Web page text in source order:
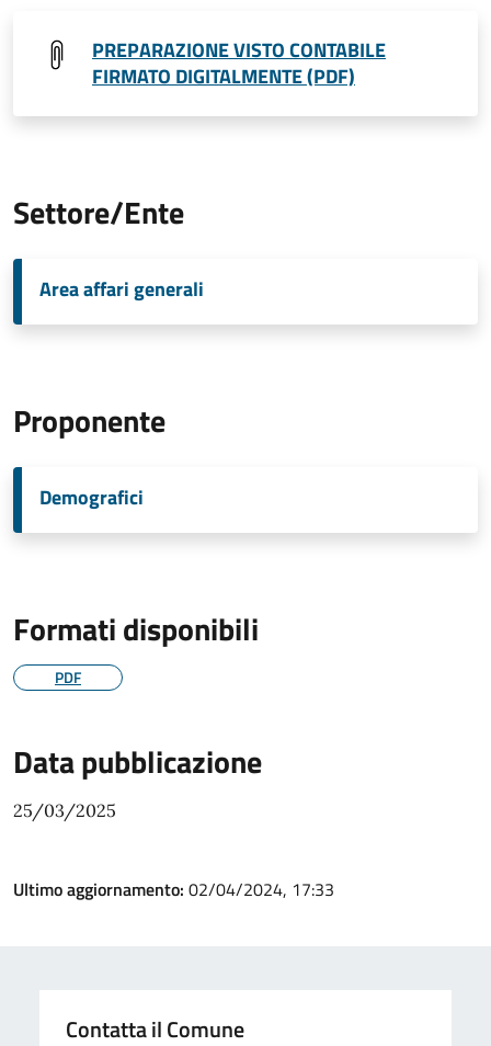
PREPARAZIONE VISTO CONTABILE
FIRMATO DIGITALMENTE (PDF)
Settore/Ente
Area affari generali
Proponente
Demografici
Formati disponibili
PDF
Data pubblicazione
25/03/2025
Ultimo aggiornamento: 02/04/2024, 17:33
Contatta il Comune